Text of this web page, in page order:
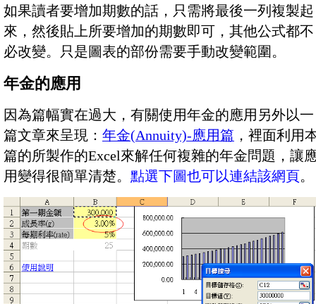
如果讀者要增加期數的話，只需將最後一列複製起
來，然後貼上所要增加的期數即可，其他公式都不
必改變。只是圖表的部份需要手動改變範圍。
年金的應用
因為篇幅實在過大，有關使用年金的應用另外以一
篇文章來呈現： 年金(Annuity)-應用篇 ，裡面利用
篇的所製作的Excel來解任何複雜的年金問題，讓
用變得很簡單清楚。 點選下圖也可以連結該網頁。